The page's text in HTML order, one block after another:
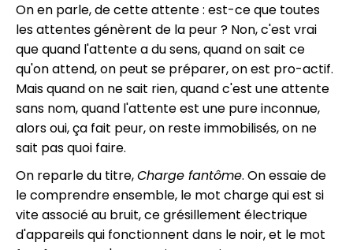
On en parle, de cette attente : est-ce que toutes
les attentes génèrent de la peur ? Non, c'est vrai
que quand l'attente a du sens, quand on sait ce
qu'on attend, on peut se préparer, on est pro-actif.
Mais quand on ne sait rien, quand c'est une attente
sans nom, quand l'attente est une pure inconnue,
alors oui, ça fait peur, on reste immobilisés, on ne
sait pas quoi faire.
On reparle du titre,Charge fantôme. On essaie de
le comprendre ensemble, le mot charge qui est si
vite associé au bruit, ce grésillement électrique
d'appareils qui fonctionnent dans le noir, et le mot